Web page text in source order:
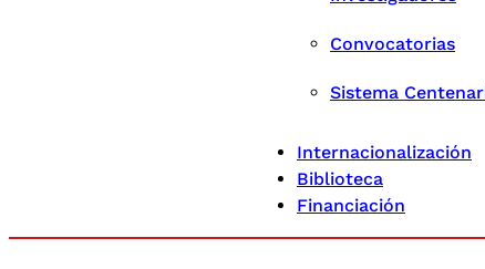
Convocatorias
Sistema
Internacionalización
Biblioteca
Financiación